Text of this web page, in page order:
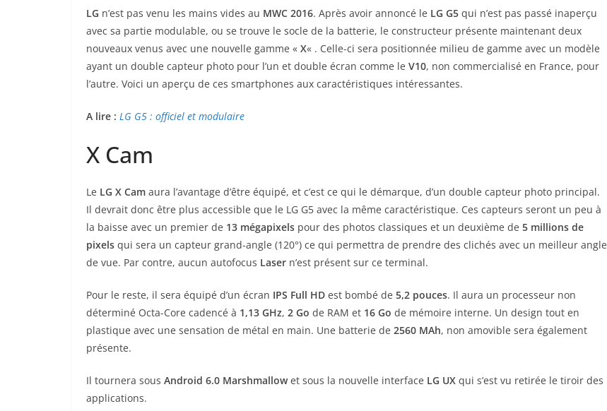
LG n’est pas venu les mains vides au MWC 2016. Après avoir annoncé le LG G5 qui n’est pas passé inaperçu
avec sa partie modulable, ou se trouve le socle de la batterie, le constructeur présente maintenant deux
nouveaux venus avec une nouvelle gamme « X« . Celle-ci sera positionnée milieu de gamme avec un modèle
ayant un double capteur photo pour l’un et double écran comme le V10, non commercialisé en France, pour
l’autre. Voici un aperçu de ces smartphones aux caractéristiques intéressantes.
A lire : LG G5 : officiel et modulaire
X Cam
Le LG X Cam aura l’avantage d’être équipé, et c’est ce qui le démarque, d’un double capteur photo principal.
Il devrait donc être plus accessible que le LG G5 avec la même caractéristique. Ces capteurs seront un peu à
la baisse avec un premier de 13 mégapixels pour des photos classiques et un deuxième de 5 millions de
pixels qui sera un capteur grand-angle (120°) ce qui permettra de prendre des clichés avec un meilleur angle
de vue. Par contre, aucun autofocus Laser n’est présent sur ce terminal.
Pour le reste, il sera équipé d’un écran IPS Full HD est bombé de 5,2 pouces. Il aura un processeur non
déterminé Octa-Core cadencé à 1,13 GHz, 2 Go de RAM et 16 Go de mémoire interne. Un design tout en
plastique avec une sensation de métal en main. Une batterie de 2560 MAh, non amovible sera également
présente.
Il tournera sous Android 6.0 Marshmallowet sous la nouvelle interface LG UX qui s’est vu retirée le tiroir des
applications.